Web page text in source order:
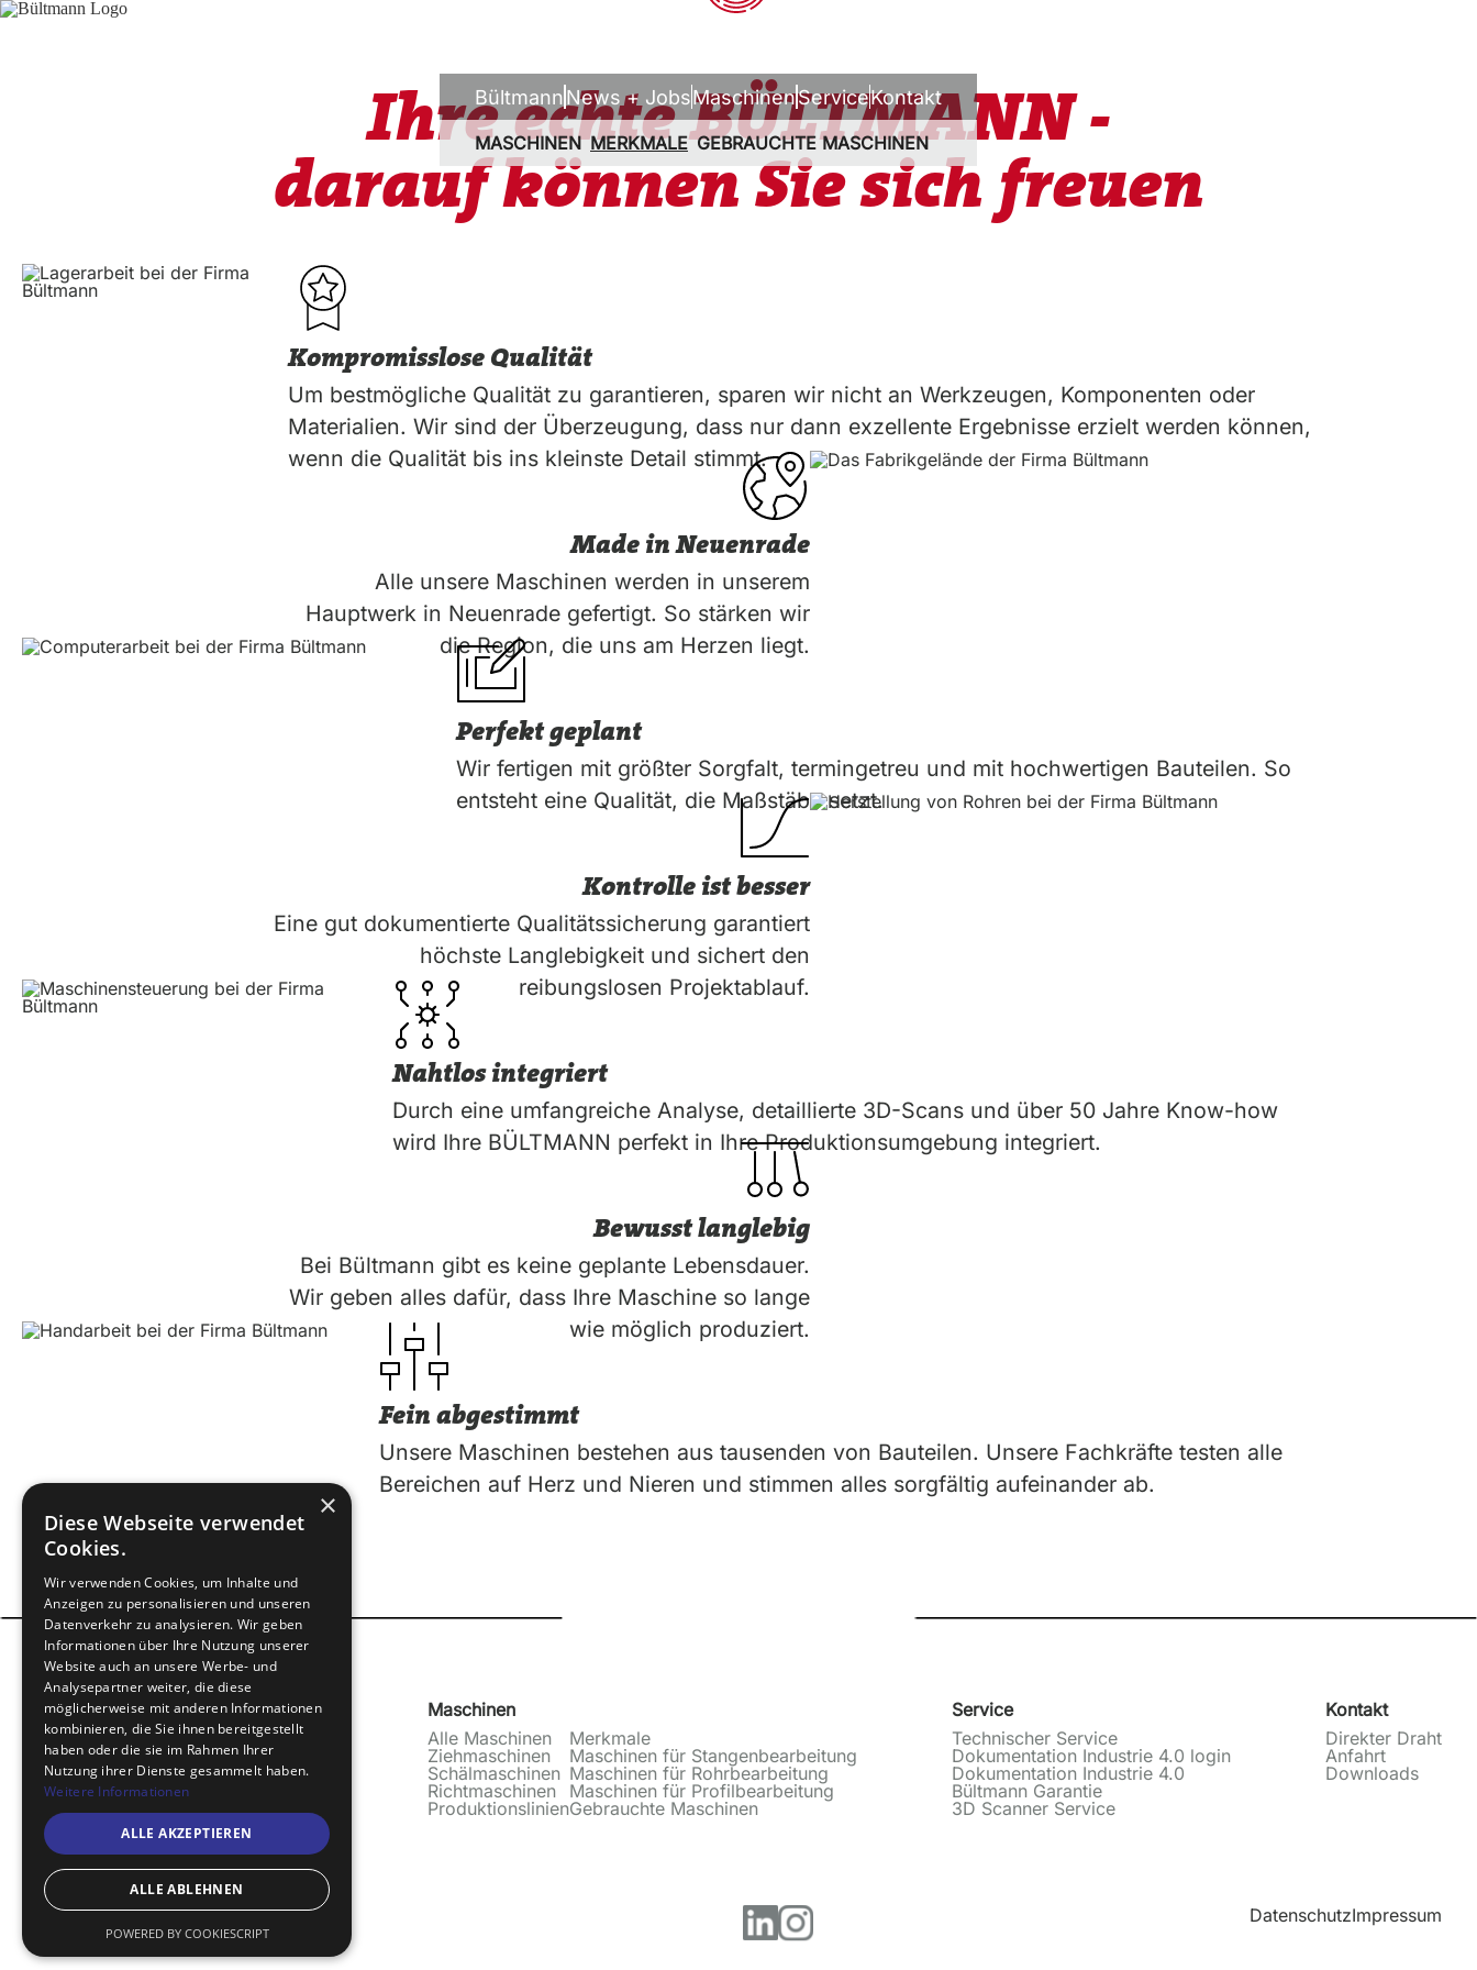
BültmannNews + JobsMaschinenServiceKontakt
MASCHINEN MERKMALE GEBRAUCHTE MASCHINEN
Ihre echte BÜLTMANN -
darauf können Sie sich freuen
Kompromisslose Qualität
Um bestmögliche Qualität zu garantieren, sparen wir nicht an Werkzeugen, Komponenten oder
Materialien. Wir sind der Überzeugung, dass nur dann exzellente Ergebnisse erzielt werden können,
wenn die Qualität bis ins kleinste Detail stimmt.
Made in Neuenrade
Alle unsere Maschinen werden in unserem
Hauptwerk in Neuenrade gefertigt. So stärken wir
die Region, die uns am Herzen liegt.
Perfekt geplant
Wir fertigen mit größter Sorgfalt, termingetreu und mit hochwertigen Bauteilen. So
entsteht eine Qualität, die Maßstäbe setzt.
Kontrolle ist besser
Eine gut dokumentierte Qualitätssicherung garantiert
höchste Langlebigkeit und sichert den
reibungslosen Projektablauf.
Nahtlos integriert
Durch eine umfangreiche Analyse, detaillierte 3D-Scans und über 50 Jahre Know-how
wird Ihre BÜLTMANN perfekt in Ihre Produktionsumgebung integriert.
Bewusst langlebig
Bei Bültmann gibt es keine geplante Lebensdauer.
Wir geben alles dafür, dass Ihre Maschine so lange
wie möglich produziert.
Fein abgestimmt
Unsere Maschinen bestehen aus tausenden von Bauteilen. Unsere Fachkräfte testen alle
Bereichen auf Herz und Nieren und stimmen alles sorgfältig aufeinander ab.
Bültmann
Unternehmen
Historie
Werte
Klimaschutz
News
Aktuelles
Karriere
Ausbildung
Maschinen
Alle Maschinen
Ziehmaschinen
Schälmaschinen
Richtmaschinen
Produktionslinien
Merkmale
Maschinen für Stangenbearbeitung
Maschinen für Rohrbearbeitung
Maschinen für Profilbearbeitung
Gebrauchte Maschinen
Service
Technischer Service
Dokumentation Industrie 4.0 login
Dokumentation Industrie 4.0
Bültmann Garantie
3D Scanner Service
Kontakt
Direkter Draht
Anfahrt
Downloads
© 2026 Bültmann GmbH, Neuenrade DatenschutzImpressum
×
Diese Webseite verwendet
Cookies.
Wir verwenden Cookies, um Inhalte und
Anzeigen zu personalisieren und unseren
Datenverkehr zu analysieren. Wir geben
Informationen über Ihre Nutzung unserer
Website auch an unsere Werbe- und
Analysepartner weiter, die diese
möglicherweise mit anderen Informationen
kombinieren, die Sie ihnen bereitgestellt
haben oder die sie im Rahmen Ihrer
Nutzung ihrer Dienste gesammelt haben.
Weitere Informationen
ALLE AKZEPTIEREN
ALLE ABLEHNEN
POWERED BY COOKIESCRIPT